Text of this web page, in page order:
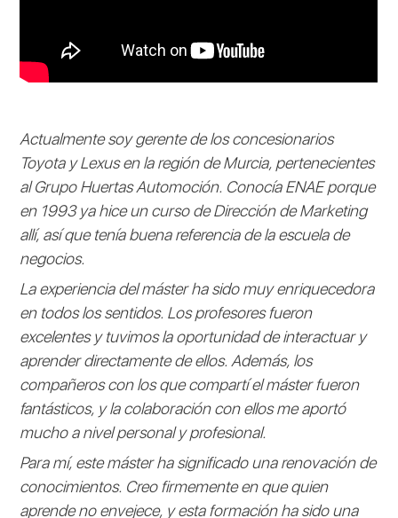
Actualmente soy gerente de los concesionarios
Toyota y Lexus en la región de Murcia, pertenecientes
al Grupo Huertas Automoción. Conocía ENAE porque
en 1993 ya hice un curso de Dirección de Marketing
allí, así que tenía buena referencia de la escuela de
negocios.
La experiencia del máster ha sido muy enriquecedora
en todos los sentidos. Los profesores fueron
excelentes y tuvimos la oportunidad de interactuar y
aprender directamente de ellos. Además, los
compañeros con los que compartí el máster fueron
fantásticos, y la colaboración con ellos me aportó
mucho a nivel personal y profesional.
Para mí, este máster ha significado una renovación de
conocimientos. Creo firmemente en que quien
aprende no envejece, y esta formación ha sido una